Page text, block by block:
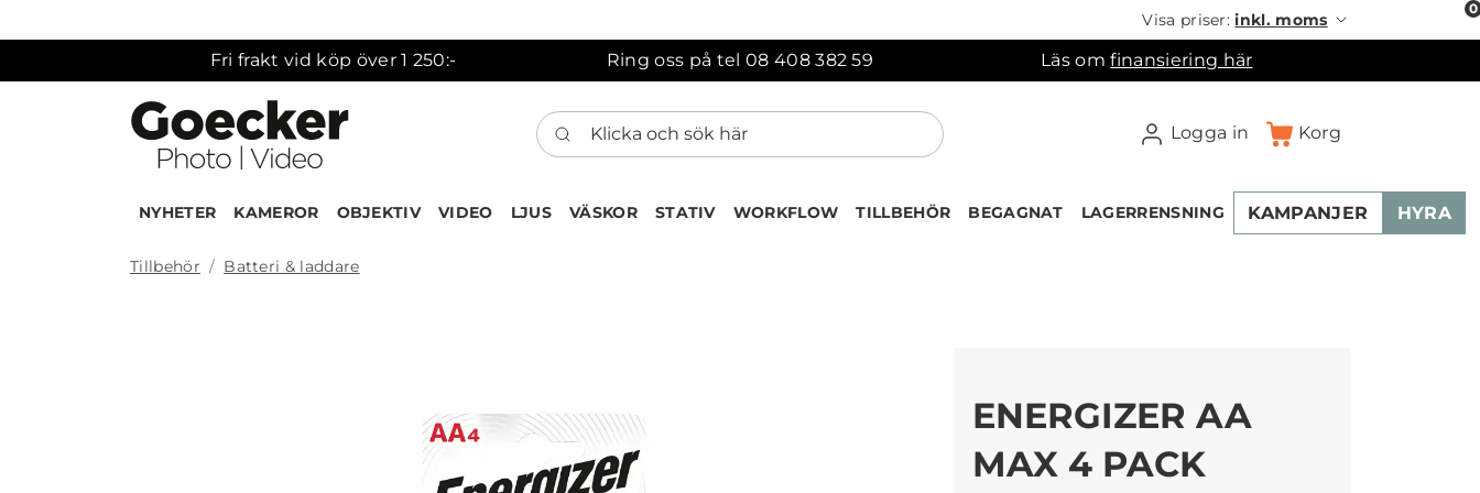
Visa priser:inkl. moms
Fri frakt vid köp över 1 250:- Ring oss på tel 08 408 382 59 Läs omfinansiering här
Klicka och sök här
Logga in Korg
0
NYHETER KAMEROR OBJEKTIV VIDEO LJUS VÄSKOR STATIV WORKFLOW TILLBEHÖR BEGAGNAT LAGERRENSNING KAMPANJER HYRA
Tillbehör Batteri & laddare
Köps ofta tillsammans med
ENERGIZER AA
MAX 4 PACK